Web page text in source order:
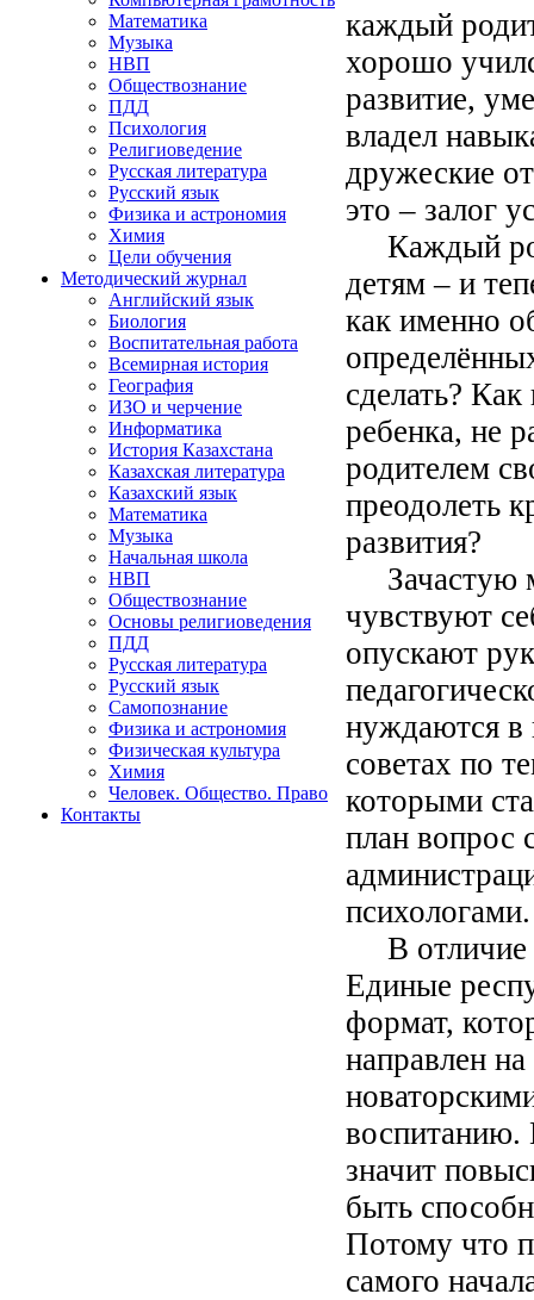
Математика
Музыка
НВП
Обществознание
ПДД
Психология
Религиоведение
Русская литература
Русский язык
Физика и астрономия
Химия
Цели обучения
Методический журнал
Английский язык
Биология
Воспитательная работа
Всемирная история
География
ИЗО и черчение
Информатика
История Казахстана
Казахская литература
Казахский язык
Математика
Музыка
Начальная школа
НВП
Обществознание
Основы религиоведения
ПДД
Русская литература
Русский язык
Самопознание
Физика и астрономия
Физическая культура
Химия
Человек. Общество. Право
Контакты
каждый
хорошо
развитие,
владел
дружеские
это – залог
Каждый
детям – и
как именно
сделать?
ребенка, не
родителем
преодолеть
развития?
Зачастую
чувствуют
опускают
нуждаются в
советах по
которыми
план вопрос
психологами.
В отличие
Единые
формат,
направлен
воспитанию.
значит
быть
Потому что
самого